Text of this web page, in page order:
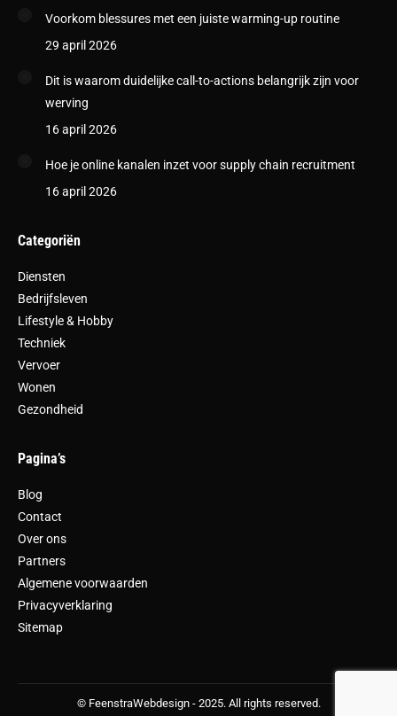
Voorkom blessures met een juiste warming-up routine
29 april 2026
Dit is waarom duidelijke call-to-actions belangrijk zijn voor
werving
16 april 2026
Hoe je online kanalen inzet voor supply chain recruitment
16 april 2026
Categoriën
Diensten
Bedrijfsleven
Lifestyle & Hobby
Techniek
Vervoer
Wonen
Gezondheid
Pagina’s
Blog
Contact
Over ons
Partners
Algemene voorwaarden
Privacyverklaring
Sitemap
© FeenstraWebdesign - 2025. All rights reserved.